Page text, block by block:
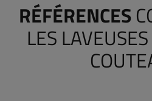
RÉFÉRENCES
LES